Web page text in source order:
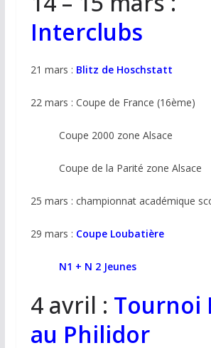
Interclubs
21 mars : Blitz de Hoschstatt
22 mars : Coupe de France (16ème)
Coupe 2000 zone Alsace
Coupe de la Parité zone Alsace
25 mars : championnat académique
29 mars : Coupe Loubatière
N1 + N 2 Jeunes
4 avril : Tournoi
au Philidor